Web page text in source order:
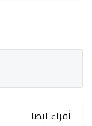
أقراء ايضا